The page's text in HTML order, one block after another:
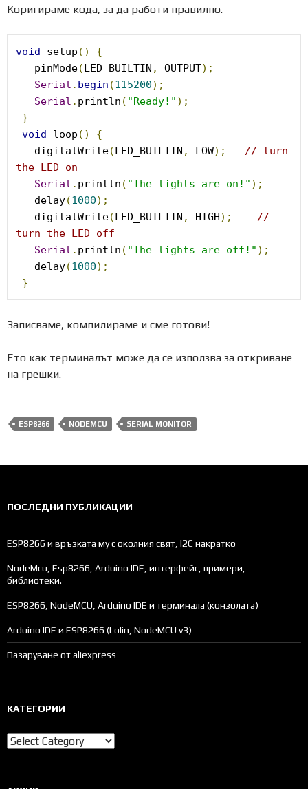
Коригираме кода, за да работи правилно.
void setup ()
{
   pinMode
(LED_BUILTIN , OUTPUT);
Serial . begin (115200);
Serial . println ( "Ready!" );
}
void loop ()
{
   digitalWrite
(LED_BUILTIN , LOW);
// turn
the LED on
Serial . println ( "The lights are on!" );
   delay
(1000);
   digitalWrite
(LED_BUILTIN , HIGH);
//
turn the LED off
Serial . println ( "The lights are off!" );
   delay
(1000);
}
Записваме, компилираме и сме готови!
Ето как терминалът може да се използва за откриване
на грешки.
ESP8266 NODEMCU SERIAL MONITOR
ПОСЛЕДНИ ПУБЛИКАЦИИ
ESP8266 и връзката му с околния свят, I2C накратко
NodeMcu, Esp8266, Arduino IDE, интерфейс, примери,
библиотеки.
ESP8266, NodeMCU, Arduino IDE и терминала (конзолата)
Arduino IDE и ESP8266 (Lolin, NodeMCU v3)
Пазаруване от aliexpress
КАТЕГОРИИ
Категории